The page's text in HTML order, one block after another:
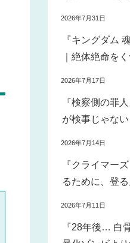
2026年7月31日
『キングダム
｜絶体絶命を
2026年7月17日
『検察側の罪
が検事じゃない
2026年7月14日
『クライマー
るために、登る
2026年7月11日
『28年後… 白